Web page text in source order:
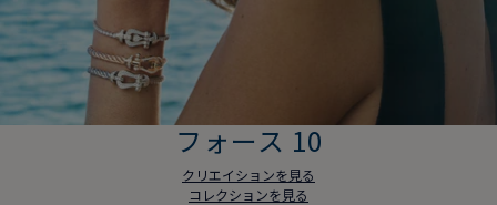
フォース 10
クリエイションを見る
コレクションを見る